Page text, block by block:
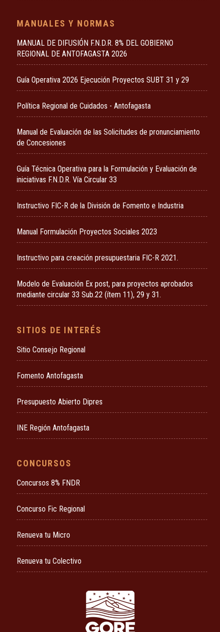
MANUALES Y NORMAS
MANUAL DE DIFUSIÓN F.N.D.R. 8% DEL GOBIERNO
REGIONAL DE ANTOFAGASTA 2026
Guía Operativa 2026 Ejecución Proyectos SUBT 31 y 29
Política Regional de Cuidados - Antofagasta
Manual de Evaluación de las Solicitudes de pronunciamiento
de Concesiones
Guía Técnica Operativa para la Formulación y Evaluación de
iniciativas F.N.D.R. Vía Circular 33
Instructivo FIC-R de la División de Fomento e Industria
Manual Formulación Proyectos Sociales 2023
Instructivo para creación presupuestaria FIC-R 2021.
Modelo de Evaluación Ex post, para proyectos aprobados
mediante circular 33 Sub.22 (ítem 11), 29 y 31.
SITIOS DE INTERÉS
Sitio Consejo Regional
Fomento Antofagasta
Presupuesto Abierto Dipres
INE Región Antofagasta
CONCURSOS
Concursos 8% FNDR
Concurso Fic Regional
Renueva tu Micro
Renueva tu Colectivo